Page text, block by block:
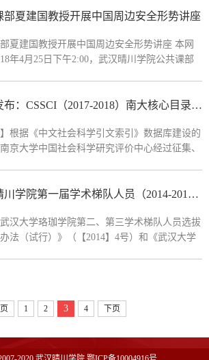
部夏建国教授开展中国周边安全形势讲座
夏建国教授开展中国周边安全形势讲座 本网
年4月25日下午2:00，武汉晴川学院公共课部
权威发布：CSSCI（2017-2018）南大核心目录（含扩展版，高清文字）
】根据《中文社会科学引文索引》数据库建设的
京大学中国社会科学研究评价中心经过征集、
...
武汉晴川学院第一届学术梯队人员（2014-2018年）中期考核情况公示
汉大学珞珈学院第二、第三学术梯队人员选拔
法（试行）》（【2014】4号）和《武汉大学
1 2 3 4 下页